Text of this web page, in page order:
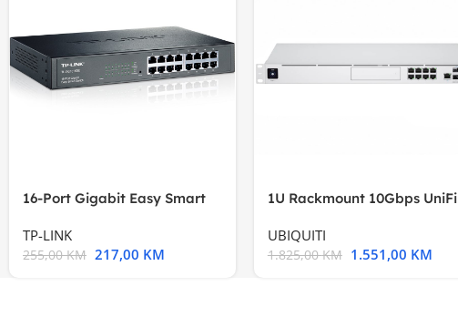
16-Port Gigabit Easy Smart
TP-LINK
255,00KM 217,00 KM
1U Rackmount 10Gbps UniFi
UBIQUITI
1.825,00KM 1.551,00 KM